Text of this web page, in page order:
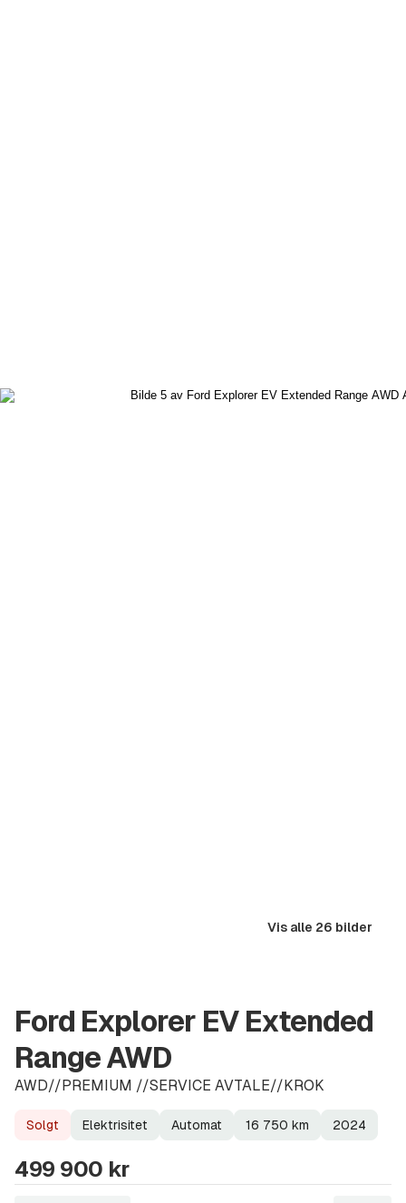
Vis alle 26 bilder
Ford Explorer EV Extended
Range AWD
AWD//PREMIUM //SERVICE AVTALE//KROK
Lagerstatus
Solgt
Drivstoff Elektrisitet
Girkasse Automat
Kilometerstand 16 750 km
Modellår 2024
499 900 kr